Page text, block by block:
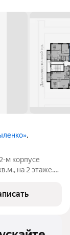
,
м корпусе
на 2 этаже.